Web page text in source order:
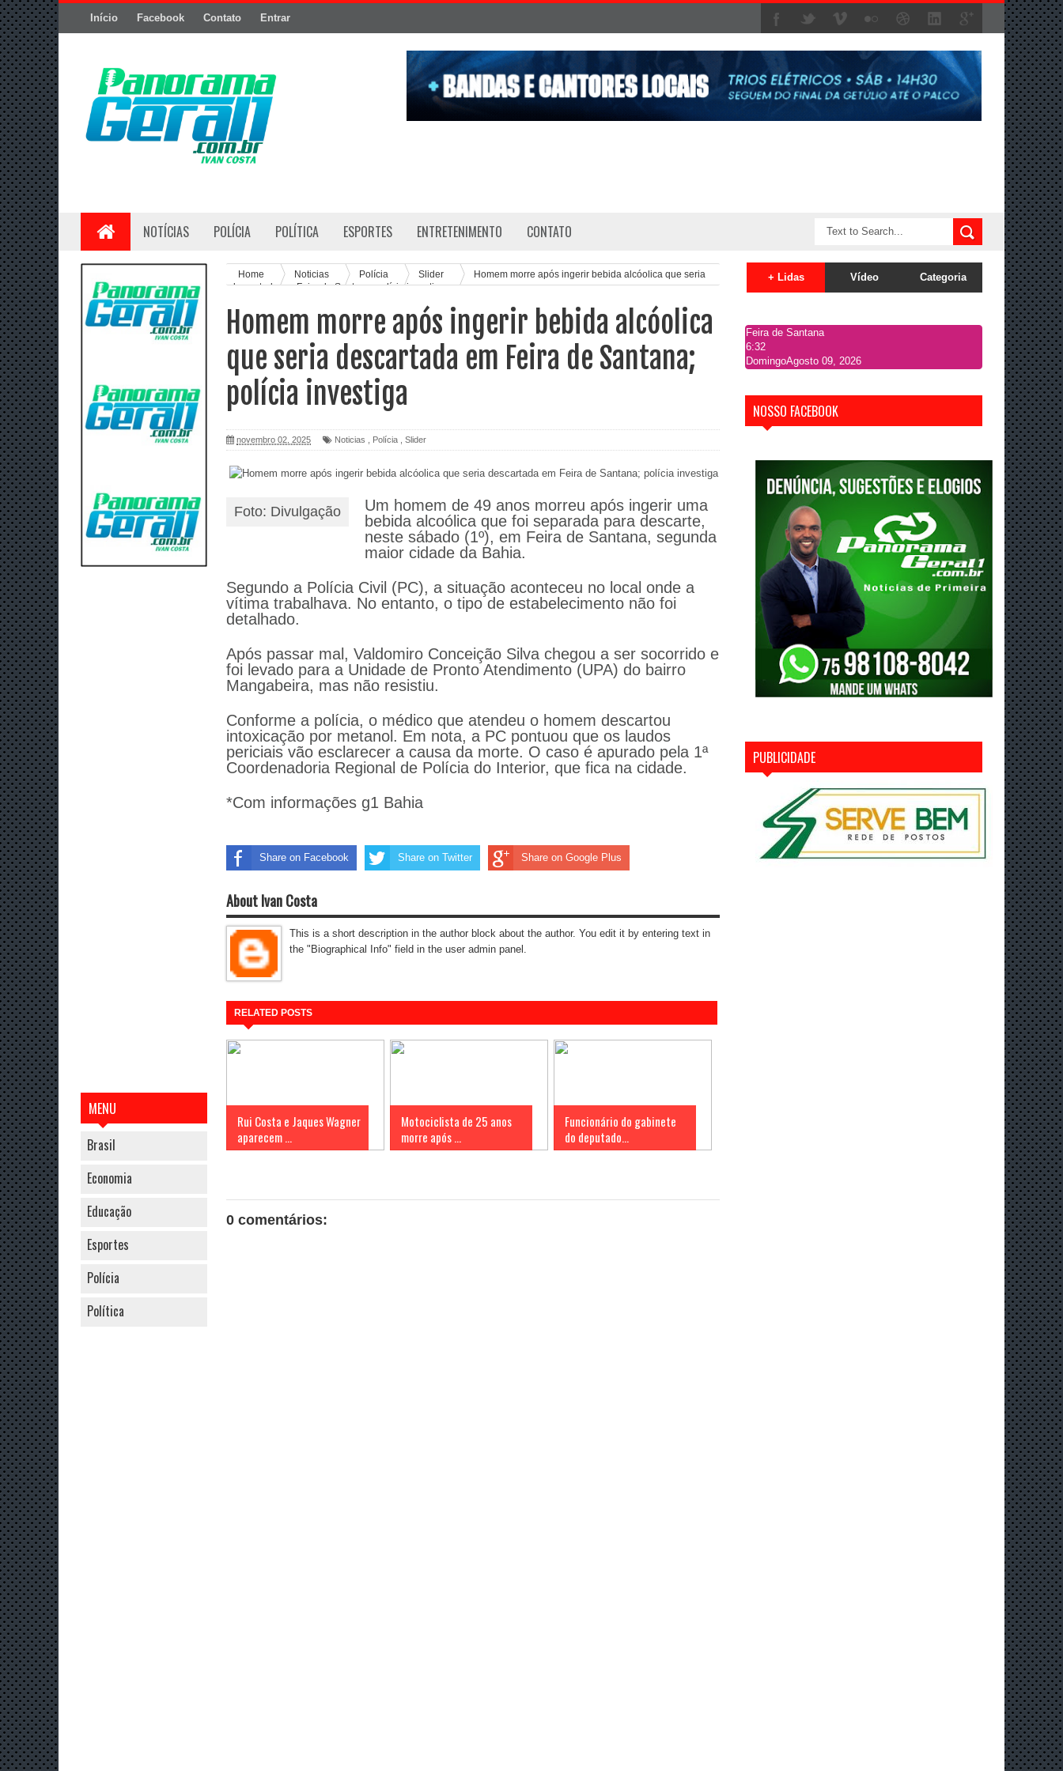
Início Facebook Contato Entrar
NOTÍCIAS POLÍCIA POLÍTICA ESPORTES ENTRETENIMENTO CONTATO
MENU
Brasil
Economia
Educação
Esportes
Polícia
Política
Home Noticias Polícia Slider
Homem morre após ingerir bebida alcóolica que seria
descartada em Feira de Santana; polícia investiga
Homem morre após ingerir bebida alcóolica
que seria descartada em Feira de Santana;
polícia investiga
novembro 02, 2025 Noticias Polícia Slider
Foto: Divulgação
Um homem de 49 anos morreu após ingerir uma
bebida alcoólica que foi separada para descarte,
neste sábado (1º), em Feira de Santana, segunda
maior cidade da Bahia.
Segundo a Polícia Civil (PC), a situação aconteceu no local onde a
vítima trabalhava. No entanto, o tipo de estabelecimento não foi
detalhado.
Após passar mal, Valdomiro Conceição Silva chegou a ser socorrido e
foi levado para a Unidade de Pronto Atendimento (UPA) do bairro
Mangabeira, mas não resistiu.
Conforme a polícia, o médico que atendeu o homem descartou
intoxicação por metanol. Em nota, a PC pontuou que os laudos
periciais vão esclarecer a causa da morte. O caso é apurado pela 1ª
Coordenadoria Regional de Polícia do Interior, que fica na cidade.
*Com informações g1 Bahia
Share on Facebook Share on Twitter Share on Google Plus
About Ivan Costa
This is a short description in the author block about the author. You edit it by entering text in
the "Biographical Info" field in the user admin panel.
RELATED POSTS
Rui Costa e Jaques Wagner
aparecem ...
Motociclista de 25 anos
morre após ...
Funcionário do gabinete
do deputado...
0 comentários:
+ Lidas Vídeo Categoria
Feira de Santana
6:32
DomingoAgosto 09, 2026
NOSSO FACEBOOK
PUBLICIDADE